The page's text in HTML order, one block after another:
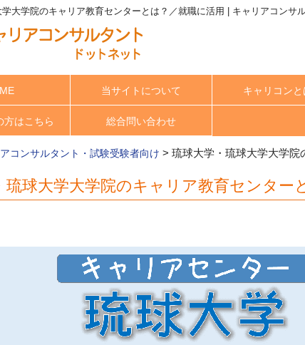
大学院のキャリア教育センターとは？／就職に活用 | キャリアコンサ
当サイトについて キャリコンと
方はこちら 総合問い合わせ
コンサルタント・試験受験者向け > 琉球大学・琉球大学大学院
琉球大学大学院のキャリア教育センター